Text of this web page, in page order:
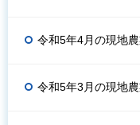
令和5年4月の現地
令和5年3月の現地